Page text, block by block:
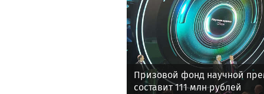
Призовой фонд научной
составит 111 млн рублей